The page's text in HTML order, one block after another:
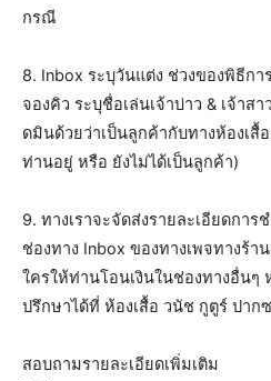
กรณี
8. Inbox ระบุวันแต่ง ช่วงของพิธีก
จองคิว ระบุชื่อเล่นเจ้าบ่าว & เจ้าส
ดมินด้วยว่าเป็นลูกค้ากับทางห้องเสื้
ท่านอยู่ หรือ ยังไม่ได้เป็นลูกค้า)
9. ทางเราจะจัดส่งรายละเอียดการ
ช่องทาง Inbox ของทางเพจทางร้า
ใครให้ท่านโอนเงินในช่องทางอื่นๆ
ปรึกษาได้ที่ ห้องเสื้อ วนัช กูตูร์ ปาก
สอบถามรายละเอียดเพิ่มเติม